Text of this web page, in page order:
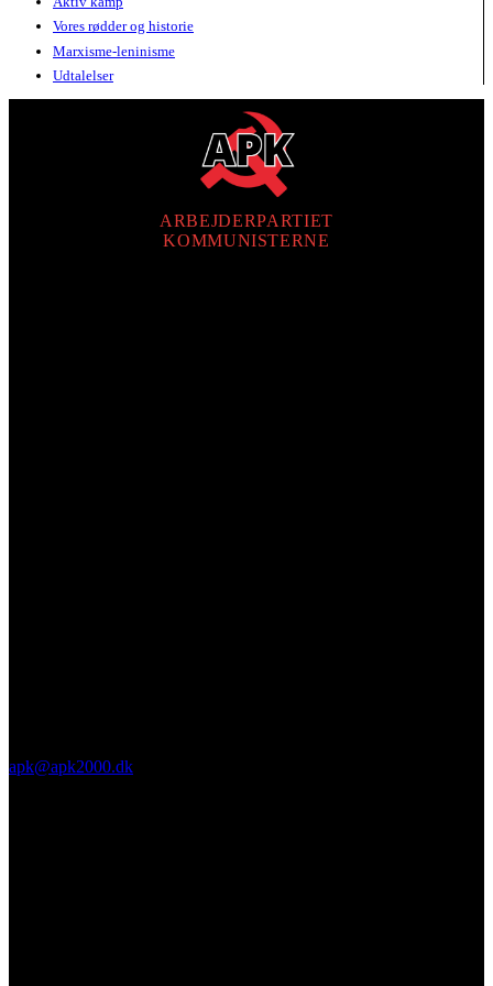
Vores rødder og historie
Marxisme-leninisme
Udtalelser
ARBEJDERPARTIET
KOMMUNISTERNE
apk@apk2000.dk